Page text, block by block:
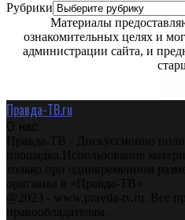
Рубрики
Материалы
ознакомительных целях и
администрации сайта, и
Правда-ТВ.ru
О нас
Правда-ТВ - Дискуссионно
площадка.Использование
только при одновременном
оригинал в «Правда-ТВ»
@2023 - www.pravda-tv.ru. Все
правообладателям.